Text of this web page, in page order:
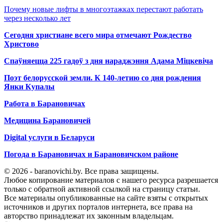
Почему новые лифты в многоэтажках перестают работать
через несколько лет
Сегодня христиане всего мира отмечают Рождество
Христово
Спаўняецца 225 гадоў з дня нараджэння Адама Міцкевіча
Поэт белорусской земли. К 140-летию со дня рождения
Янки Купалы
Работа в Барановичах
Медицина Барановичей
Digital услуги в Беларуси
Погода в Барановичах и Барановичском районе
© 2026 - baranovichi.by. Все права защищены.
Любое копирование материалов с нашего ресурса разрешается
только с обратной активной ссылкой на страницу статьи.
Все материалы опубликованные на сайте взяты с открытых
источников и других порталов интернета, все права на
авторство принадлежат их законным владельцам.